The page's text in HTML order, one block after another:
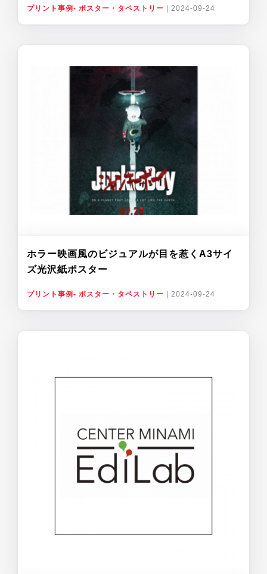
プリント事例- ポスター・タペストリー 2024-09-24
ホラー映画風のビジュアルが目を惹くA3サイ
ズ光沢紙ポスター
プリント事例- ポスター・タペストリー | 2024-09-24